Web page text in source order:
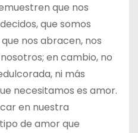
que nos
que somos
nos abracen, nos
en cambio, no
ni más
necesitamos es amor.
en nuestra
de amor que